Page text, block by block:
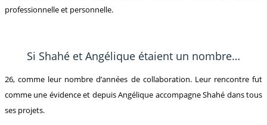
professionnelle et personnelle.
Si Shahé et Angélique étaient un nombre…
26, comme leur nombre d’années de collaboration. Leur rencontre fut
comme une évidence et depuis Angélique accompagne Shahé dans tous
ses projets.